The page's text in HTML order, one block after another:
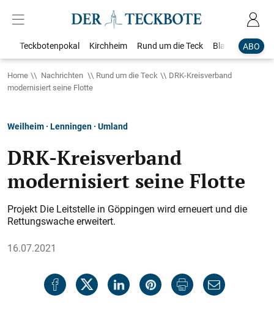
ABO
Teckbotenpokal Kirchheim Rund um die Teck Blaulicht
Home Nachrichten Rund um die Teck
DRK-Kreisverband
modernisiert seine Flotte
Weilheim · Lenningen · Umland
DRK-Kreisverband
modernisiert seine Flotte
Projekt Die Leitstelle in Göppingen wird erneuert und die
Rettungswache erweitert.
16.07.2021